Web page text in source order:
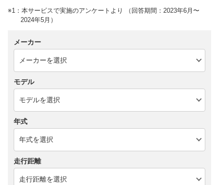
※1：本サービスで実施のアンケートより （回答期間：2023年6月〜
2024年5月）
メーカー
モデル
年式
走行距離